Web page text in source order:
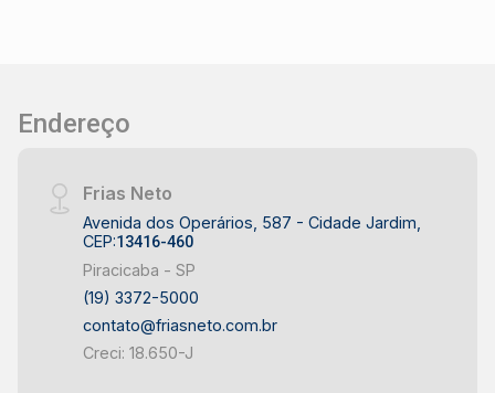
Endereço
Frias Neto
Avenida dos Operários, 587 - Cidade Jardim,
CEP:13416-460
Piracicaba - SP
(19) 3372-5000
contato@friasneto.com.br
Creci: 18.650-J